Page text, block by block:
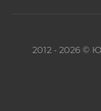
2012 - 2026 ©